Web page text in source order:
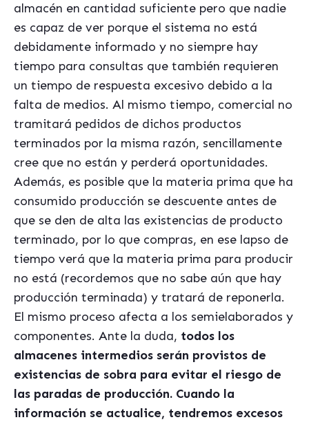
almacén en cantidad suficiente pero que nadie
es capaz de ver porque el sistema no está
debidamente informado y no siempre hay
tiempo para consultas que también requieren
un tiempo de respuesta excesivo debido a la
falta de medios. Al mismo tiempo, comercial no
tramitará pedidos de dichos productos
terminados por la misma razón, sencillamente
cree que no están y perderá oportunidades.
Además, es posible que la materia prima que ha
consumido producción se descuente antes de
que se den de alta las existencias de producto
terminado, por lo que compras, en ese lapso de
tiempo verá que la materia prima para producir
no está (recordemos que no sabe aún que hay
producción terminada) y tratará de reponerla.
El mismo proceso afecta a los semielaborados y
componentes. Ante la duda, todos los
almacenes intermedios serán provistos de
existencias de sobra para evitar el riesgo de
las paradas de producción. Cuando la
información se actualice, tendremos excesos